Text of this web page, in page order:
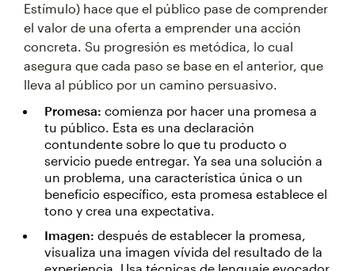
Estímulo) hace que el público pase de comprender
el valor de una oferta a emprender una acción
concreta. Su progresión es metódica, lo cual
asegura que cada paso se base en el anterior, que
lleva al público por un camino persuasivo.
Promesa: comienza por hacer una promesa a
tu público. Esta es una declaración
contundente sobre lo que tu producto o
servicio puede entregar. Ya sea una solución a
un problema, una característica única o un
beneficio específico, esta promesa establece el
tono y crea una expectativa.
Imagen: después de establecer la promesa,
visualiza una imagen vívida del resultado de la